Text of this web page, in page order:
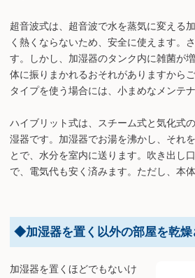
超音波式は、超音波で水を蒸気に変える
く熱くならないため、安全に使えます。
す。しかし、加湿器のタンク内に雑菌が
体に振りまかれるおそれがありますから
タイプを使う場合には、小まめなメンテ
ハイブリット式は、スチーム式と気化式
湿器です。加湿器でお湯を沸かし、それ
とで、水分を室内に送ります。吹き出し
で、電気代も安く済みます。ただし、本
◆加湿器を置く以外の部屋を乾燥
加湿器を置くほどでもないけ